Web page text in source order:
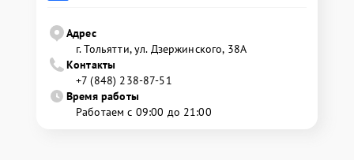
Адрес
г. Тольятти, ул. Дзержинского, 38А
Контакты
+7 (848) 238-87-51
Время работы
Работаем с 09:00 до 21:00